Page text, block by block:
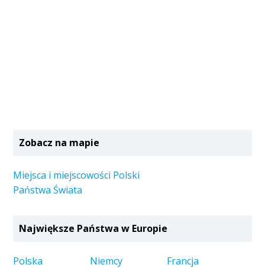
Zobacz na mapie
Miejsca i miejscowości Polski
Państwa Świata
Największe Państwa w Europie
Polska Niemcy
Francja